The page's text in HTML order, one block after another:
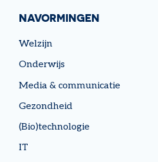
NAVORMINGEN
Welzijn
Onderwijs
Media & communicatie
Gezondheid
(Bio)technologie
IT